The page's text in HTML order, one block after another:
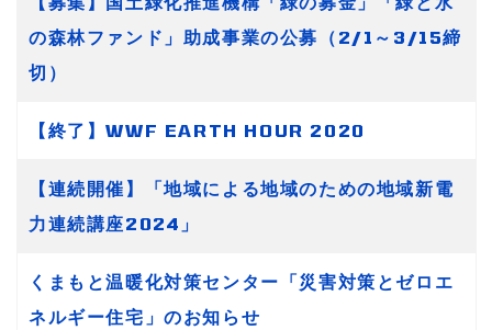
の森林ファンド」助成事業の公募（2/1～3/15締
切）
【終了】WWF EARTH HOUR 2020
【連続開催】「地域による地域のための地域新電
力連続講座2024」
くまもと温暖化対策センター「災害対策とゼロエ
ネルギー住宅」のお知らせ